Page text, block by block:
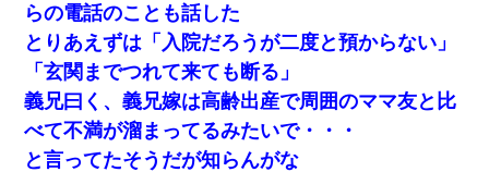
らの電話のことも話した
とりあえずは「入院だろうが二度と預からない」
「玄関までつれて来ても断る」
義兄曰く、義兄嫁は高齢出産で周囲のママ友と比
べて不満が溜まってるみたいで・・・
と言ってたそうだが知らんがな